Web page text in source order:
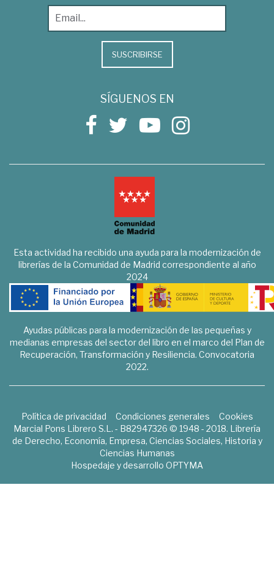
SUSCRIBIRSE
SÍGUENOS EN
Esta actividad ha recibido una ayuda para la modernización de
librerías de la Comunidad de Madrid correspondiente al año
2024
Ayudas públicas para la modernización de las pequeñas y
medianas empresas del sector del libro en el marco del Plan de
Recuperación, Transformación y Resiliencia. Convocatoria
2022.
Política de privacidad Condiciones generales
Cookies
Marcial Pons Librero S.L. - B82947326 © 1948 - 2018. Librería
de Derecho, Economía, Empresa, Ciencias Sociales, Historia y
Ciencias Humanas
Hospedaje y desarrollo OPTYMA